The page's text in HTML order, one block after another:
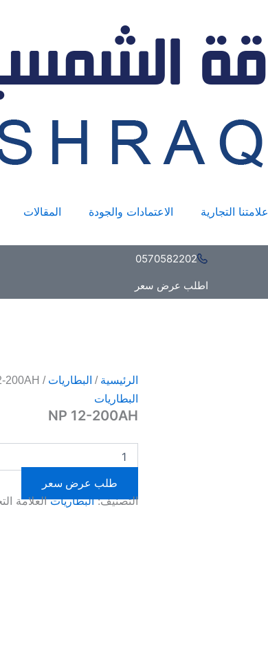
علامتنا التجارية الاعتمادات والجودة المقالات
0570582202
اطلب عرض سعر
الرئيسية / البطاريات / NP 12-200AH
البطاريات
NP 12-200AH
12-
200AH
طلب عرض سعر
التصنيف:البطاريات العلامة